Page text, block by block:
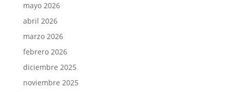
mayo 2026
abril 2026
marzo 2026
febrero 2026
diciembre 2025
noviembre 2025